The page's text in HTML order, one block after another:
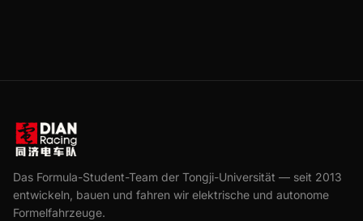
Das Formula-Student-Team der Tongji-Universität — seit 2013
entwickeln, bauen und fahren wir elektrische und autonome
Formelfahrzeuge.